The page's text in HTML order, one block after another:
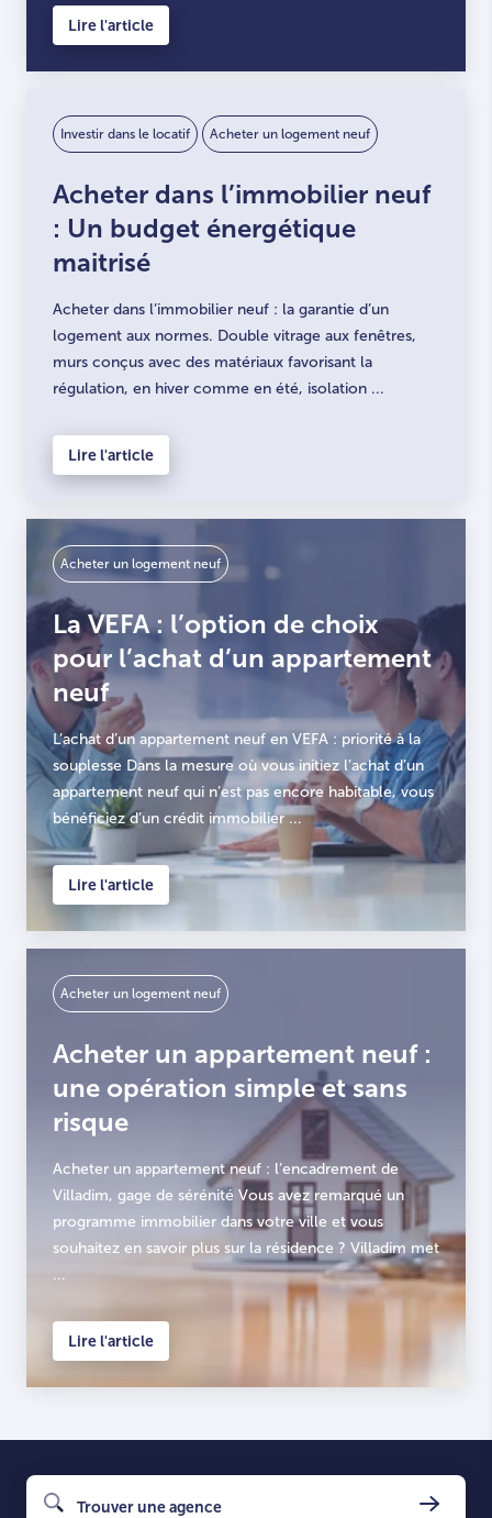
Lire l'article
Investir dans le locatif Acheter un logement neuf
Acheter dans l’immobilier neuf
: Un budget énergétique
maitrisé
Acheter dans l’immobilier neuf : la garantie d’un
logement aux normes. Double vitrage aux fenêtres,
murs conçus avec des matériaux favorisant la
régulation, en hiver comme en été, isolation ...
Lire l'article
Acheter un logement neuf
La VEFA : l’option de choix
pour l’achat d’un appartement
neuf
L’achat d’un appartement neuf en VEFA : priorité à la
souplesse Dans la mesure où vous initiez l’achat d’un
appartement neuf qui n’est pas encore habitable, vous
bénéficiez d’un crédit immobilier ...
Lire l'article
Acheter un logement neuf
Acheter un appartement neuf :
une opération simple et sans
risque
Acheter un appartement neuf : l’encadrement de
Villadim, gage de sérénité Vous avez remarqué un
programme immobilier dans votre ville et vous
souhaitez en savoir plus sur la résidence ? Villadim met
...
Lire l'article
Trouver une agence